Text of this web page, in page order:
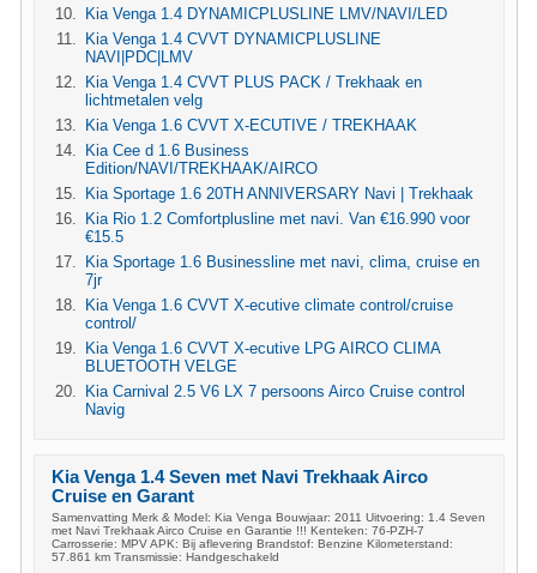
Kia Venga 1.4 DYNAMICPLUSLINE LMV/NAVI/LED
Kia Venga 1.4 CVVT DYNAMICPLUSLINE
NAVI|PDC|LMV
Kia Venga 1.4 CVVT PLUS PACK / Trekhaak en
lichtmetalen velg
Kia Venga 1.6 CVVT X-ECUTIVE / TREKHAAK
Kia Cee d 1.6 Business
Edition/NAVI/TREKHAAK/AIRCO
Kia Sportage 1.6 20TH ANNIVERSARY Navi | Trekhaak
Kia Rio 1.2 Comfortplusline met navi. Van €16.990 voor
€15.5
Kia Sportage 1.6 Businessline met navi, clima, cruise en
7jr
Kia Venga 1.6 CVVT X-ecutive climate control/cruise
control/
Kia Venga 1.6 CVVT X-ecutive LPG AIRCO CLIMA
BLUETOOTH VELGE
Kia Carnival 2.5 V6 LX 7 persoons Airco Cruise control
Navig
Kia Venga 1.4 Seven met Navi Trekhaak Airco
Cruise en Garant
Samenvatting Merk & Model: Kia Venga Bouwjaar: 2011 Uitvoering: 1.4 Seven
met Navi Trekhaak Airco Cruise en Garantie !!! Kenteken: 76-PZH-7
Carrosserie: MPV APK: Bij aflevering Brandstof: Benzine Kilometerstand:
57.861 km Transmissie: Handgeschakeld